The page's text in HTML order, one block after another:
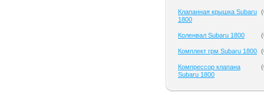
Клапанная крышка Subaru
1800
(
Коленвал Subaru 1800 (
Комплект грм Subaru 1800 (
Компрессор клапана
Subaru 1800
(